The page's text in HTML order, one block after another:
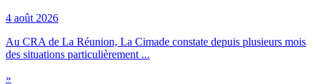
4 août 2026
Au CRA de La Réunion, La Cimade constate depuis plusieurs mois
des situations particulièrement ...
»